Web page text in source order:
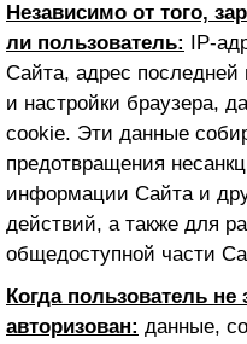
Независимо от того,
ли пользователь: IP-
Сайта, адрес последней
и настройки браузера,
cookie. Эти данные
предотвращения
информации Сайта и
действий, а также для
общедоступной части
Когда пользователь не
авторизован: данные,